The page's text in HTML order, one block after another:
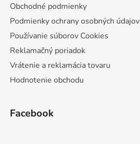
Obchodné podmienky
Podmienky ochrany osobných údajov
Používanie súborov Cookies
Reklamačný poriadok
Vrátenie a reklamácia tovaru
Hodnotenie obchodu
Facebook